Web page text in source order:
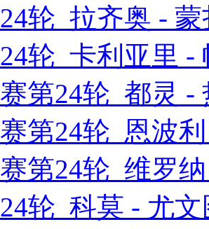
轮 拉齐奥 -
轮 卡利亚里 -
第24轮 都灵 -
第24轮 恩波
第24轮 维罗
轮 科莫 - 尤